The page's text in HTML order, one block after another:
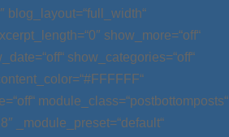
blog_layout=“full_width“
show_more=“off“
show_categories=“off“
module_class=“postbottomposts“
_module_preset=“default“